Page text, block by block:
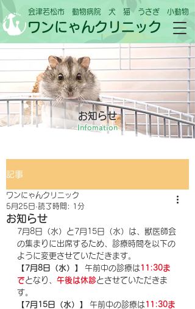
会津若松市 動物病院 犬 猫 うさぎ 小動物
ワンにゃんクリニック
お知らせ
Infomation
記事
お知らせ
ワンにゃんクリニック
5月25日 読了時間: 1分
7月8日（水）と7月15日（水）は、獣医師会
の集まりに出席するため、診療時間を以下の
ように変更させていただきます。
【7月8日（水）】
午前中の診療は 11:30ま
でとなり、 午後は休診とさせていただきま
す。
【7月15日（水）】
午前中の診療は 11:30ま